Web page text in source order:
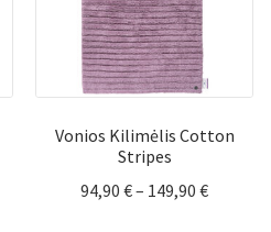
Vonios Kilimėlis Cotton
Stripes
94,90 €– 149,90 €Price